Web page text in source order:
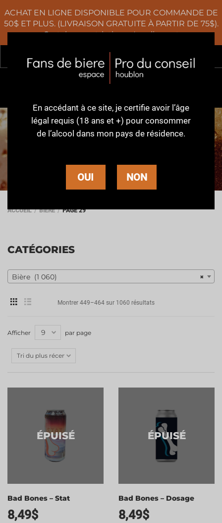
ACHAT EN LIGNE DISPONIBLE POUR COMMANDE DE
50$ ET PLUS. (LIVRAISON GRATUITE À PARTIR DE 75$).
Certaines restrictions s'appliquent
0
ACCUEIL BIÈRE PAGE 29
CATÉGORIES
×
Bière (1 060)
Montrer 449–464 sur 1060 résultats
Afficher par page
ÉPUISÉ
Bad Bones – Stat
8,49$
ÉPUISÉ
Bad Bones – Dosage
8,49$
En accédant à ce site, je certifie avoir l’âge
légal requis (18 ans et +) pour consommer
de l’alcool dans mon pays de résidence.
OUI NON